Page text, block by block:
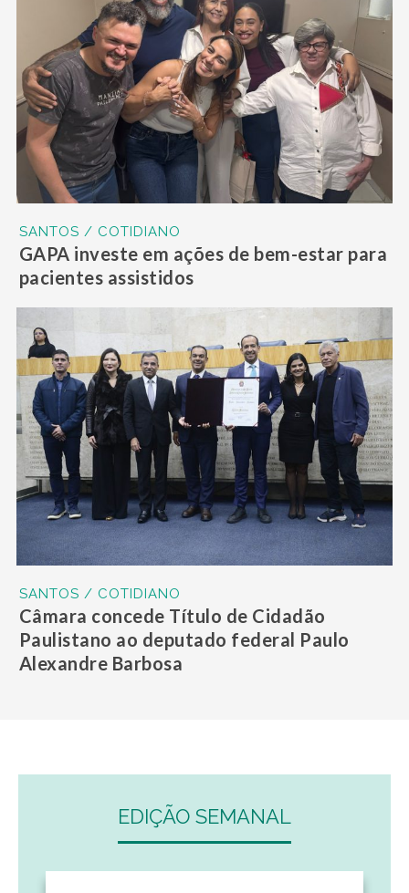
SANTOS / COTIDIANO
GAPA investe em ações de bem-estar para
pacientes assistidos
SANTOS / COTIDIANO
Câmara concede Título de Cidadão
Paulistano ao deputado federal Paulo
Alexandre Barbosa
EDIÇÃO SEMANAL